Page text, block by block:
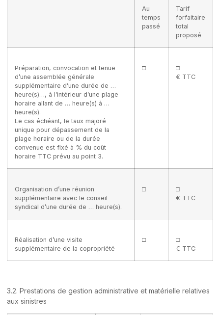
Au
temps
passé
Tarif
forfaitaire
total
proposé
Préparation, convocation et tenue
d’une assemblée générale
supplémentaire d’une durée de …
heure(s)…, à l’intérieur d’une plage
horaire allant de … heure(s) à …
heure(s).
Le cas échéant, le taux majoré
unique pour dépassement de la
plage horaire ou de la durée
convenue est fixé à % du coût
horaire TTC prévu au point 3.
□
□
€ TTC
Organisation d’une réunion
supplémentaire avec le conseil
syndical d’une durée de … heure(s).
□
□
€ TTC
Réalisation d’une visite
supplémentaire de la copropriété
□
□
€ TTC
3.2. Prestations de gestion administrative et matérielle relatives
aux sinistres